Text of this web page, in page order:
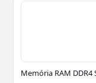
Memória RAM